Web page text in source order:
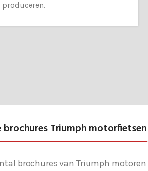
produceren.
brochures Triumph motorfietsen
brochures van Triumph motoren